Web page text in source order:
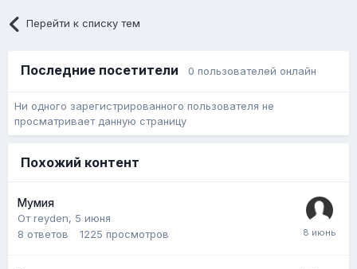
Перейти к списку тем
Последние посетители 0 пользователей онлайн
Ни одного зарегистрированного пользователя не
просматривает данную страницу
Похожий контент
Мумия
От reyden, 5 июня
8 ответов 1225 просмотров